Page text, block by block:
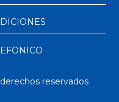
reservados